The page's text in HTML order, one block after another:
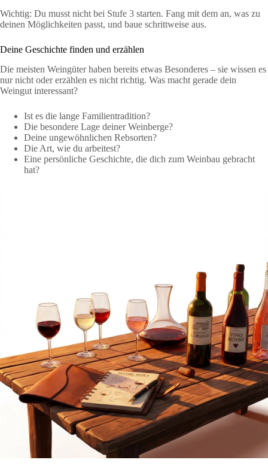
Wichtig: Du musst nicht bei Stufe 3 starten. Fang mit dem an, was zu
deinen Möglichkeiten passt, und baue schrittweise aus.
Deine Geschichte finden und erzählen
Die meisten Weingüter haben bereits etwas Besonderes – sie wissen es
nur nicht oder erzählen es nicht richtig. Was macht gerade dein
Weingut interessant?
Ist es die lange Familientradition?
Die besondere Lage deiner Weinberge?
Deine ungewöhnlichen Rebsorten?
Die Art, wie du arbeitest?
Eine persönliche Geschichte, die dich zum Weinbau gebracht
hat?